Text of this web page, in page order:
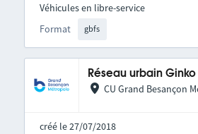
Format gbfs
Véhicules en libre-service
Réseau urbain Ginko
CU Grand Besançon
créé le 27/07/2018